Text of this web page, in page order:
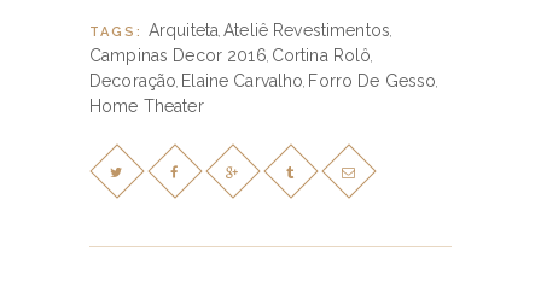
TAGS: Arquiteta,Ateliê Revestimentos,
Campinas Decor 2016, Cortina Rolô,
Decoração, Elaine Carvalho, Forro De Gesso,
Home Theater